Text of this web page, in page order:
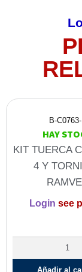
B-C0763-
HAY
KIT TUERCA
4 Y
Login see
Añadir al